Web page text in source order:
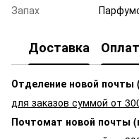
Запах
Доставка
Отделение новой почты
для заказов суммой от
Почтомат новой почты